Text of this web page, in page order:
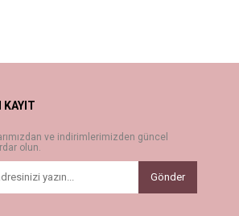
KAYIT
ve indirimlerimizden güncel
olun.
Gönder